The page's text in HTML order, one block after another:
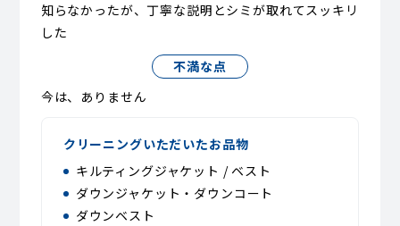
知らなかったが、丁寧な説明とシミが取れてスッキリ
した
不満な点
今は、ありません
クリーニングいただいたお品物
キルティングジャケット / ベスト
ダウンジャケット・ダウンコート
ダウンベスト